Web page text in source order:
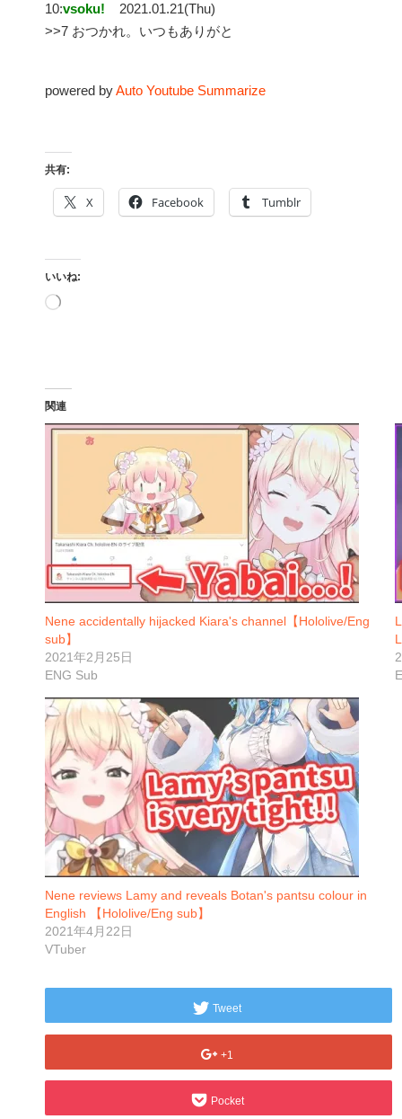
10:vsoku!
2021.01.21(Thu)
>>7 おつかれ。いつもありがと
powered byAuto Youtube Summarize
共有:
X Facebook Tumblr
いいね:
読
み
関連
Nene accidentally hijacked Kiara's channel【Hololive/Eng
sub】
2021年2月25日
ENG Sub
Nene reviews Lamy and reveals Botan's pantsu colour in
English 【Hololive/Eng sub】
2021年4月22日
VTuber
Tweet
+1
Pocket